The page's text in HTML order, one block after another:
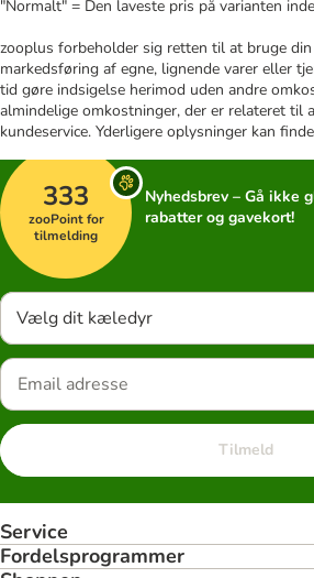
"Normalt" = Den laveste pris på varianten
zooplus forbeholder sig retten til at bruge
markedsføring af egne, lignende varer eller
tid gøre indsigelse herimod uden andre
almindelige omkostninger, der er relateret til
kundeservice. Yderligere oplysninger kan
333
zooPoint for
tilmelding
Nyhedsbrev – Gå ikke
rabatter og gavekort!
Vælg dit kæledyr
Tilmeld
Service
Fordelsprogrammer